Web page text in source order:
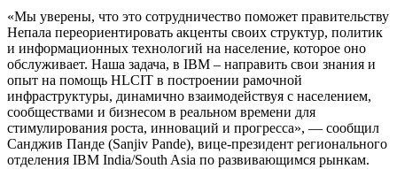
«Мы уверены, что это сотрудничество поможет правительству
Непала переориентировать акценты своих структур, политик
и информационных технологий на население, которое оно
обслуживает. Наша задача, в IBM – направить свои знания и
опыт на помощь HLCIT в построении рамочной
инфраструктуры, динамично взаимодействуя с населением,
сообществами и бизнесом в реальном времени для
стимулирования роста, инноваций и прогресса», — сообщил
Санджив Панде (Sanjiv Pande), вице-президент регионального
отделения IBM India/South Asia по развивающимся рынкам.